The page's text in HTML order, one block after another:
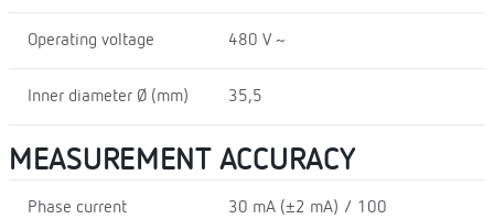
Operating voltage 480 V ~
Inner diameter Ø (mm) 35,5
MEASUREMENT ACCURACY
Phase current
30 mA (±2 mA) / 100